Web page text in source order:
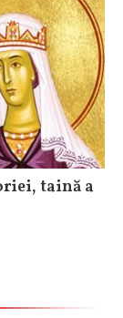
taină a